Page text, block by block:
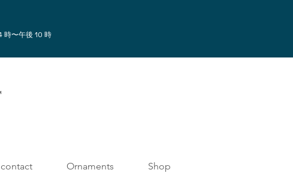
時〜午後 10 時
contact Ornaments Shop